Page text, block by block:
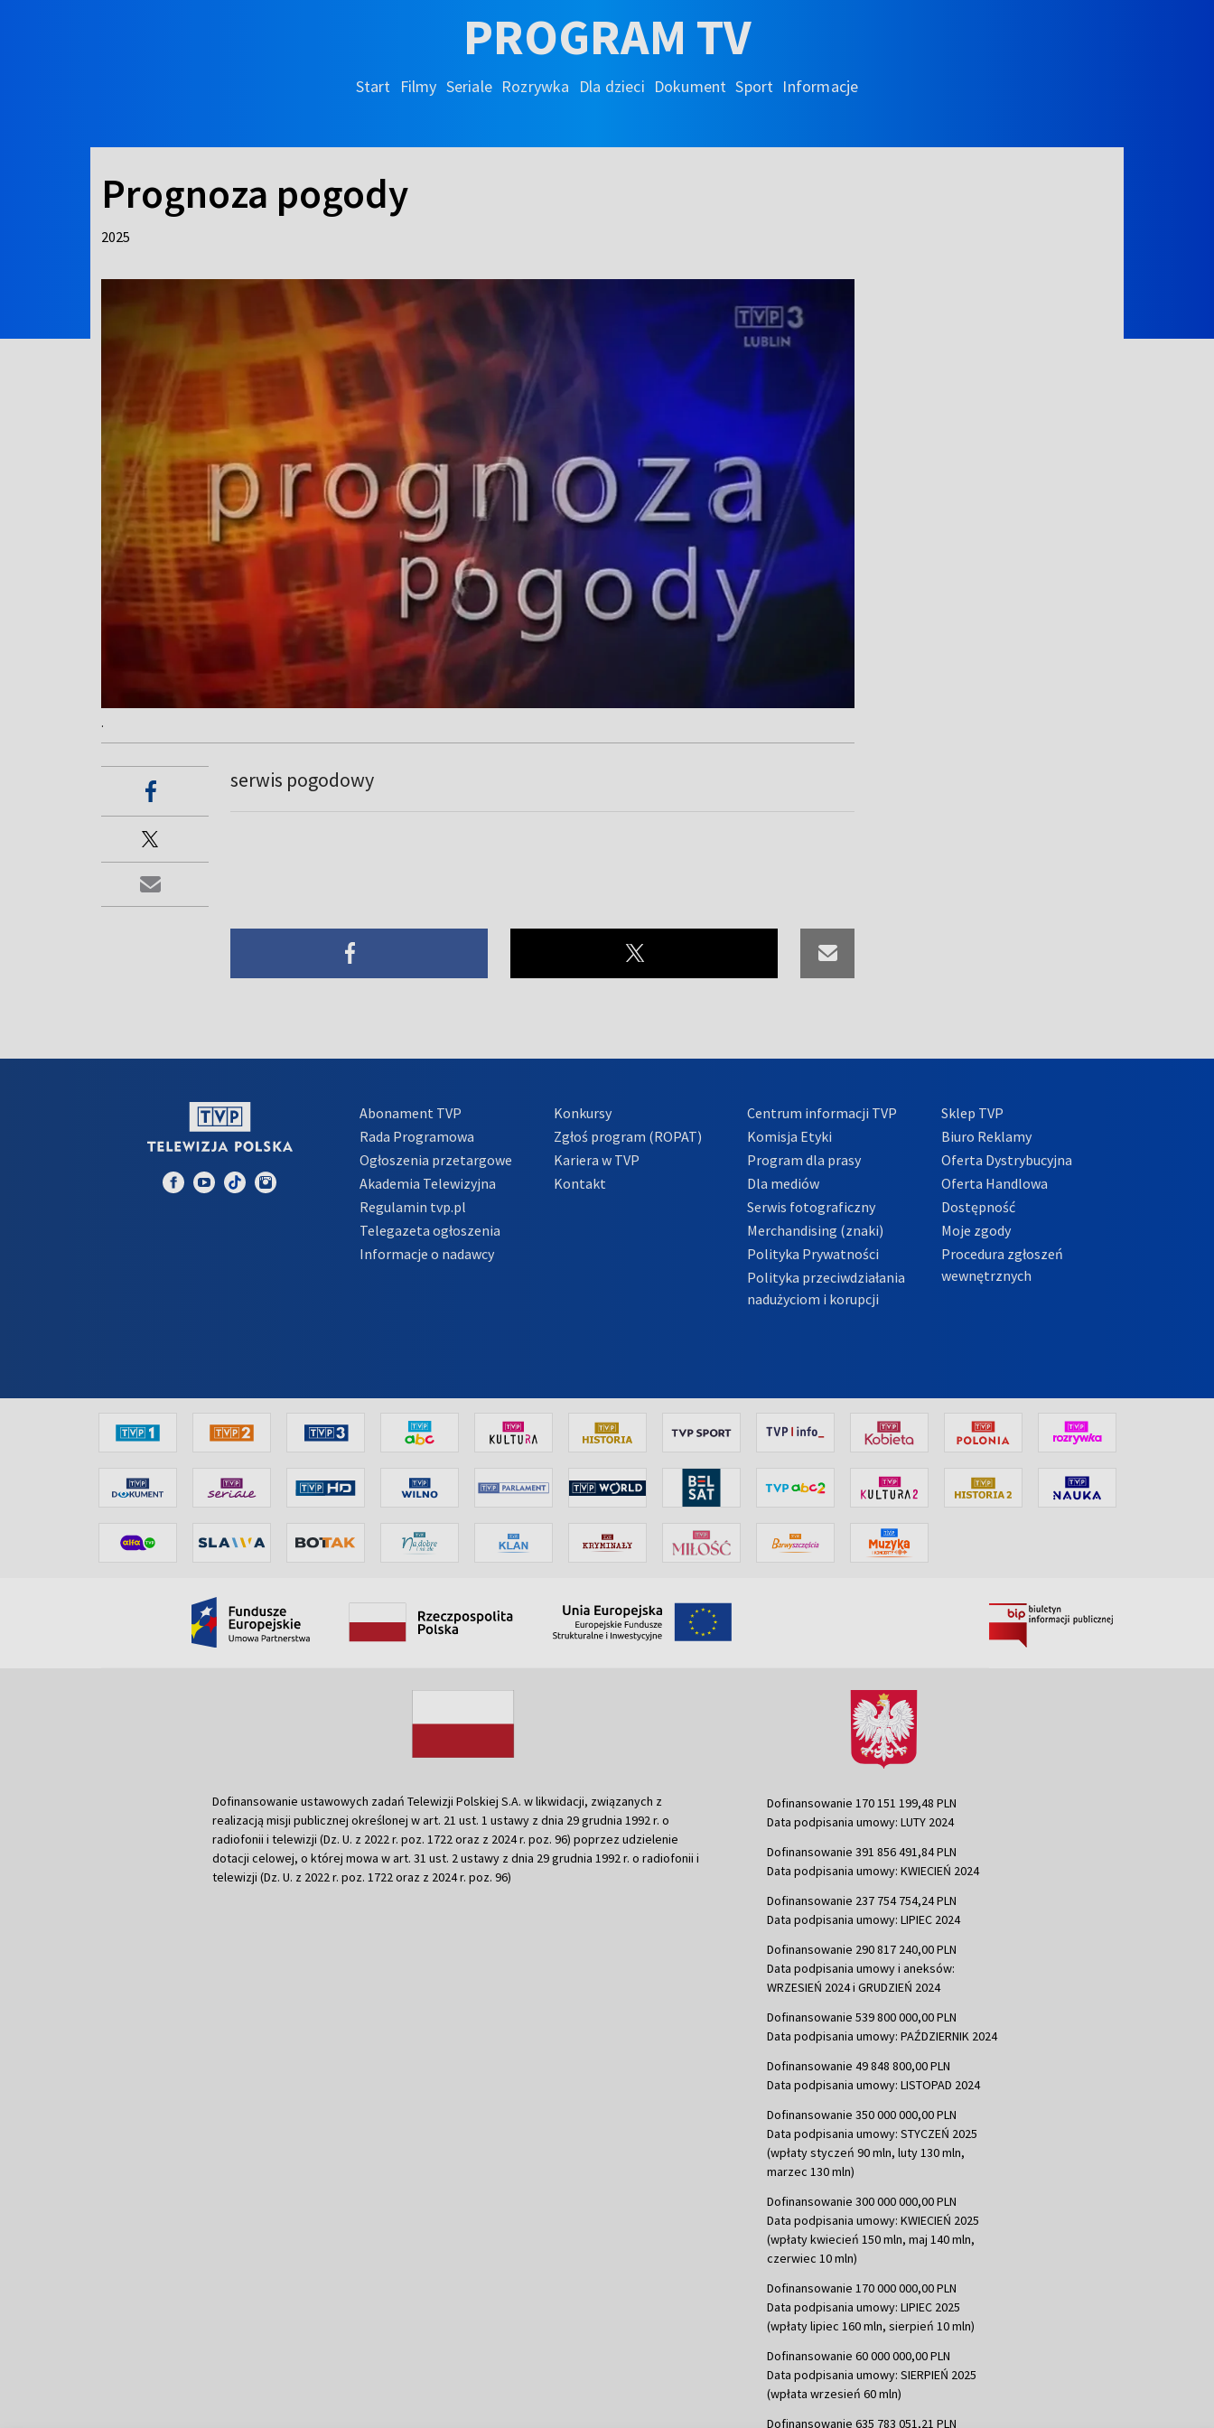
PROGRAM TV
Start Filmy Seriale Rozrywka Dla dzieci Dokument Sport Informacje
Prognoza pogody
2025
.
serwis pogodowy
Abonament TVP
Rada Programowa
Ogłoszenia przetargowe
Akademia Telewizyjna
Regulamin tvp.pl
Telegazeta ogłoszenia
Informacje o nadawcy
Konkursy
Zgłoś program (ROPAT)
Kariera w TVP
Kontakt
Centrum informacji TVP
Komisja Etyki
Program dla prasy
Dla mediów
Serwis fotograficzny
Merchandising (znaki)
Polityka Prywatności
Polityka przeciwdziałania
nadużyciom i korupcji
Sklep TVP
Biuro Reklamy
Oferta Dystrybucyjna
Oferta Handlowa
Dostępność
Moje zgody
Procedura zgłoszeń
wewnętrznych
Dofinansowanie ustawowych zadań Telewizji Polskiej S.A. w likwidacji, związanych z
realizacją misji publicznej określonej w art. 21 ust. 1 ustawy z dnia 29 grudnia 1992 r. o
radiofonii i telewizji (Dz. U. z 2022 r. poz. 1722 oraz z 2024 r. poz. 96) poprzez udzielenie
dotacji celowej, o której mowa w art. 31 ust. 2 ustawy z dnia 29 grudnia 1992 r. o radiofonii i
telewizji (Dz. U. z 2022 r. poz. 1722 oraz z 2024 r. poz. 96)
Dofinansowanie 170 151 199,48 PLN
Data podpisania umowy: LUTY 2024
Dofinansowanie 391 856 491,84 PLN
Data podpisania umowy: KWIECIEŃ 2024
Dofinansowanie 237 754 754,24 PLN
Data podpisania umowy: LIPIEC 2024
Dofinansowanie 290 817 240,00 PLN
Data podpisania umowy i aneksów:
WRZESIEŃ 2024 i GRUDZIEŃ 2024
Dofinansowanie 539 800 000,00 PLN
Data podpisania umowy: PAŹDZIERNIK 2024
Dofinansowanie 49 848 800,00 PLN
Data podpisania umowy: LISTOPAD 2024
Dofinansowanie 350 000 000,00 PLN
Data podpisania umowy: STYCZEŃ 2025
(wpłaty styczeń 90 mln, luty 130 mln,
marzec 130 mln)
Dofinansowanie 300 000 000,00 PLN
Data podpisania umowy: KWIECIEŃ 2025
(wpłaty kwiecień 150 mln, maj 140 mln,
czerwiec 10 mln)
Dofinansowanie 170 000 000,00 PLN
Data podpisania umowy: LIPIEC 2025
(wpłaty lipiec 160 mln, sierpień 10 mln)
Dofinansowanie 60 000 000,00 PLN
Data podpisania umowy: SIERPIEŃ 2025
(wpłata wrzesień 60 mln)
Dofinansowanie 635 783 051,21 PLN